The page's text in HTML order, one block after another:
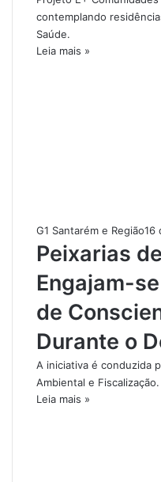
contemplando
Saúde.
Leia mais »
G1 Santarém e Região16
Peixarias
Engajam-
de
Durante o
A iniciativa é conduzida
Ambiental e Fiscalização.
Leia mais »